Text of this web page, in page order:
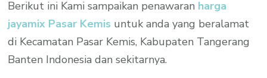
Kemis
Per
M3
Berikut ini Kami sampaikan penawaran harga
jayamix Pasar Kemis untuk anda yang beralamat
di Kecamatan Pasar Kemis, Kabupaten Tangerang
Banten Indonesia dan sekitarnya.